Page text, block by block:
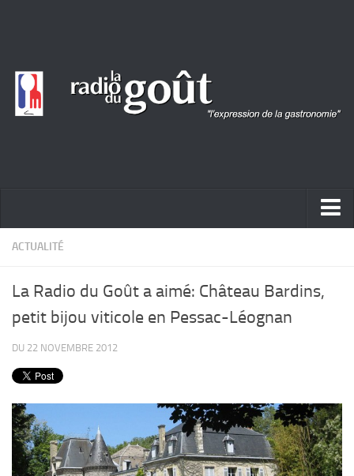
ACTUALITÉ
Entrées
Plats
Desserts
ACTUALITÉ
La Radio du Goût a aimé: Château Bardins,
petit bijou viticole en Pessac-Léognan
DU 22 NOVEMBRE 2012